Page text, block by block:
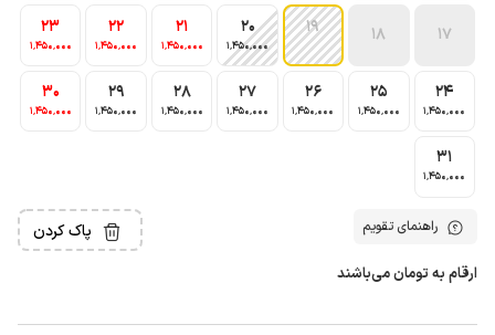
17
18
19
20
1٬450٬000
21
1٬450٬000
22
1٬450٬000
23
1٬450٬000
24
1٬450٬000
25
1٬450٬000
26
1٬450٬000
27
1٬450٬000
28
1٬450٬000
29
1٬450٬000
30
1٬450٬000
31
1٬450٬000
راهنمای تقویم پاک کردن
ارقام به تومان می‌باشند